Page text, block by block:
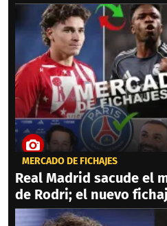
MERCADO DE FICHAJES
Real Madrid sacude el
de Rodri; el nuevo